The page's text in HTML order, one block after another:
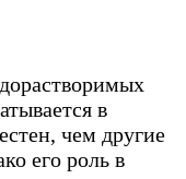
в
чем другие
его роль в